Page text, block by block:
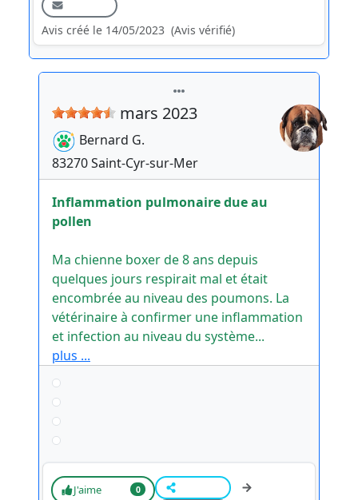
Avis créé le 14/05/2023 (Avis vérifié)
mars 2023
Bernard G.
83270Saint-Cyr-sur-Mer
Inflammation pulmonaire due au
pollen
Ma chienne boxer de 8 ans depuis
quelques jours respirait mal et était
encombrée au niveau des poumons. La
vétérinaire à confirmer une inflammation
et infection au niveau du système...
plus ...
J'aime 0